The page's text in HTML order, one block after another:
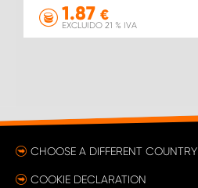
1.87 €
EXCLUIDO 21 % IVA
CHOOSE A DIFFERENT COUNTRY
COOKIE DECLARATION